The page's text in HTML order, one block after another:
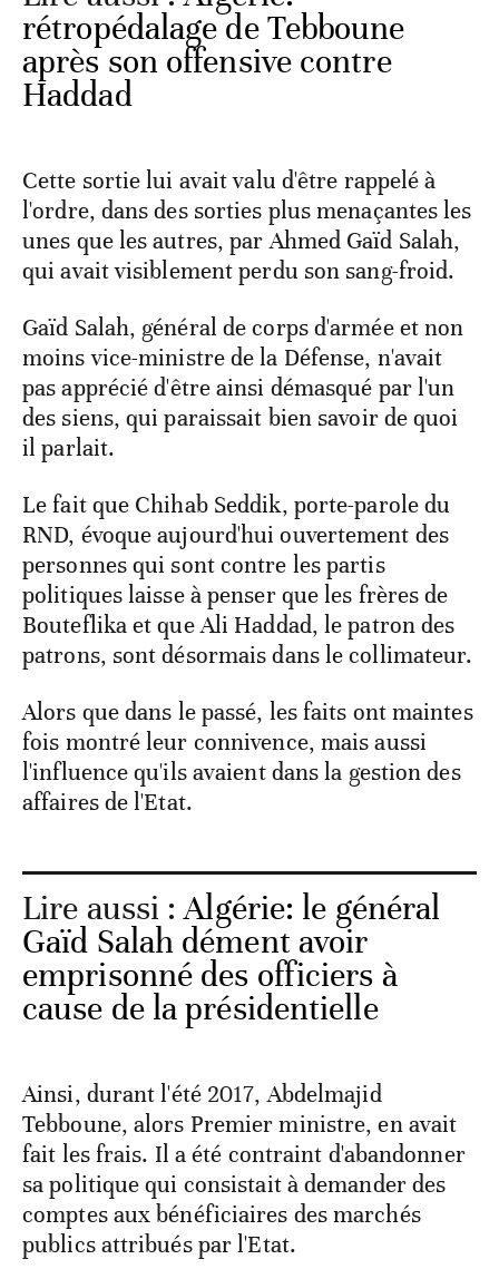
rétropédalage de Tebboune
après son offensive contre
Haddad
Cette sortie lui avait valu d'être rappelé à
l'ordre, dans des sorties plus menaçantes les
unes que les autres, par Ahmed Gaïd Salah,
qui avait visiblement perdu son sang-froid.
Gaïd Salah, général de corps d'armée et non
moins vice-ministre de la Défense, n'avait
pas apprécié d'être ainsi démasqué par l'un
des siens, qui paraissait bien savoir de quoi
il parlait.
Le fait que Chihab Seddik, porte-parole du
RND, évoque aujourd'hui ouvertement des
personnes qui sont contre les partis
politiques laisse à penser que les frères de
Bouteflika et que Ali Haddad, le patron des
patrons, sont désormais dans le collimateur.
Alors que dans le passé, les faits ont maintes
fois montré leur connivence, mais aussi
l'influence qu'ils avaient dans la gestion des
affaires de l'Etat.
Lire aussi :Algérie: le général
Gaïd Salah dément avoir
emprisonné des officiers à
cause de la présidentielle
Ainsi, durant l'été 2017, Abdelmajid
Tebboune, alors Premier ministre, en avait
fait les frais. Il a été contraint d'abandonner
sa politique qui consistait à demander des
comptes aux bénéficiaires des marchés
publics attribués par l'Etat.